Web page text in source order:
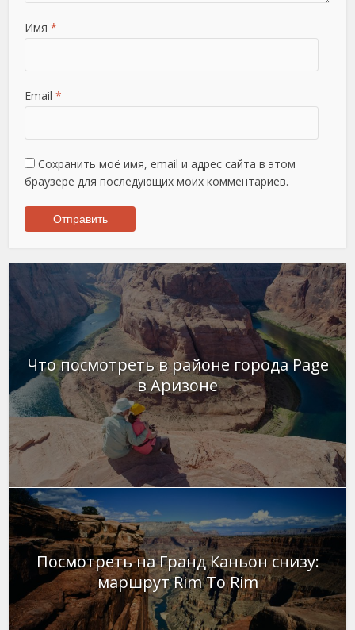
Имя *
Email *
Сохранить моё имя, email и адрес сайта в этом
браузере для последующих моих комментариев.
Что посмотреть в районе города Page
в Аризоне
Посмотреть на Гранд Каньон снизу:
маршрут Rim To Rim